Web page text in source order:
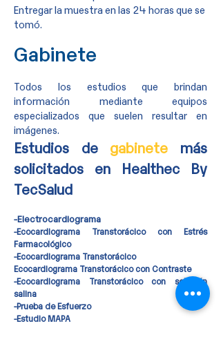
Entregar la muestra en las 24 horas que se
tomó.
Gabinete
Todos los estudios que brindan
información mediante equipos
especializados que suelen resultar en
imágenes.
Estudios de gabinete más
solicitados en Healthec By
TecSalud
-Electrocardiograma
-Ecocardiograma Transtorácico con Estrés
Farmacológico
-Ecocardiograma Transtorácico
Ecocardiograma Transtorácico con Contraste
-Ecocardiograma Transtorácico con solución
salina
-Prueba de Esfuerzo
-Estudio MAPA